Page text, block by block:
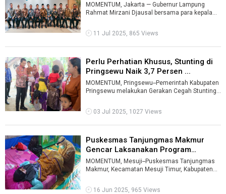
MOMENTUM, Jakarta — Gubernur Lampung
Rahmat Mirzani Djausal bersama para kepala
...
11 Jul 2025, 865 Views
Perlu Perhatian Khusus, Stunting di
Pringsewu Naik 3,7 Persen ...
MOMENTUM, Pringsewu--Pemerintah Kabupaten
Pringsewu melakukan Gerakan Cegah Stunting
03 Jul 2025, 1027 Views
Puskesmas Tanjungmas Makmur
Gencar Laksanakan Program
Perawan Cek ...
MOMENTUM, Mesuji--Puskesmas Tanjungmas
Makmur, Kecamatan Mesuji Timur, Kabupaten
...
16 Jun 2025, 965 Views